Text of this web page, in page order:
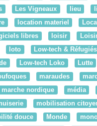
Les Vigneaux lieu
location materiel
libres loisir
loto
Low-tech & Réfugiés
Low-tech Loko Lutte
maraudes
marche nordique média
mobilisation
douce Monde